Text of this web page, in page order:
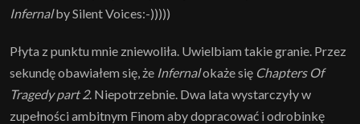
Infernalby Silent Voices:-)))))
Płyta z punktu mnie zniewoliła. Uwielbiam takie granie. Przez
sekundę obawiałem się, że Infernalokaże się Chapters Of
Tragedy part 2. Niepotrzebnie. Dwa lata wystarczyły w
zupełności ambitnym Finom aby dopracować i odrobinkę